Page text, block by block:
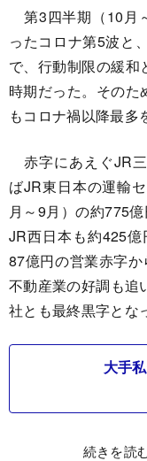
第3四半期（10月
ったコロナ第5波と
で、行動制限の緩和
時期だった。そのた
もコロナ禍以降最多
赤字にあえぐJR
ばJR東日本の運輸
月～9月）の約775
JR西日本も約425
87億円の営業赤字か
不動産業の好調も追
社とも最終黒字とな
大手
続きを読